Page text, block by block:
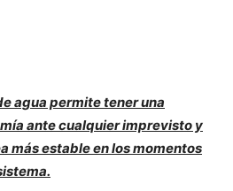
agua permite tener una
ante cualquier imprevisto y
más estable en los momentos